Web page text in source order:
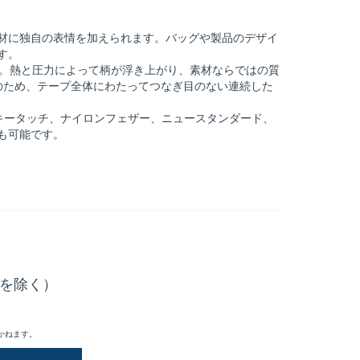
独自の表情を加えられます。バッグや製品のデザイ
熱と圧力によって柄が浮き上がり、素材ならではの質
め、テープ全体にわたってつなぎ目のない連続した
タッチ、ナイロンフェザー、ニュースタンダード、
能です。
除く）
ます。